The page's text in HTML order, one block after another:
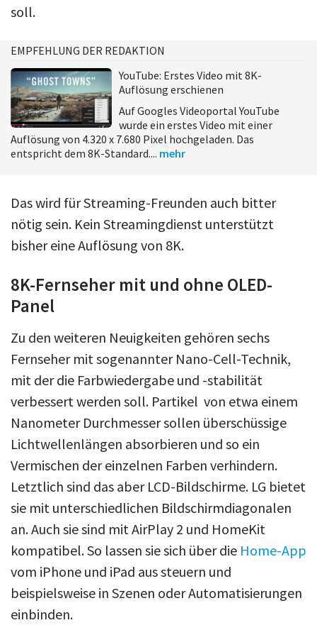
soll.
EMPFEHLUNG DER REDAKTION
YouTube: Erstes Video mit 8K-
Auflösung erschienen
Auf Googles Videoportal YouTube
wurde ein erstes Video mit einer
Auflösung von 4.320 x 7.680 Pixel hochgeladen. Das
entspricht dem 8K-Standard.... mehr
Das wird für Streaming-Freunden auch bitter
nötig sein. Kein Streamingdienst unterstützt
bisher eine Auflösung von 8K.
8K-Fernseher mit und ohne OLED-
Panel
Zu den weiteren Neuigkeiten gehören sechs
Fernseher mit sogenannter Nano-Cell-Technik,
mit der die Farbwiedergabe und -stabilität
verbessert werden soll. Partikel von etwa einem
Nanometer Durchmesser sollen überschüssige
Lichtwellenlängen absorbieren und so ein
Vermischen der einzelnen Farben verhindern.
Letztlich sind das aber LCD-Bildschirme. LG bietet
sie mit unterschiedlichen Bildschirmdiagonalen
an. Auch sie sind mit AirPlay 2 und HomeKit
kompatibel. So lassen sie sich über die Home-App
vom iPhone und iPad aus steuern und
beispielsweise in Szenen oder Automatisierungen
einbinden.